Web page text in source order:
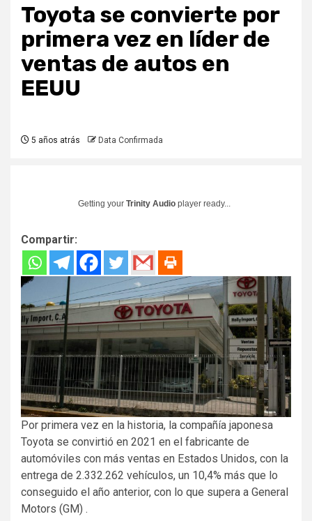
Toyota se convierte por
primera vez en líder de
ventas de autos en
EEUU
5 años atrás Data Confirmada
Getting your Trinity Audio player ready...
Compartir:
Por primera vez en la historia, la compañía japonesa
Toyota se convirtió en 2021 en el fabricante de
automóviles con más ventas en Estados Unidos, con la
entrega de 2.332.262 vehículos, un 10,4% más que lo
conseguido el año anterior, con lo que supera a General
Motors (GM) .